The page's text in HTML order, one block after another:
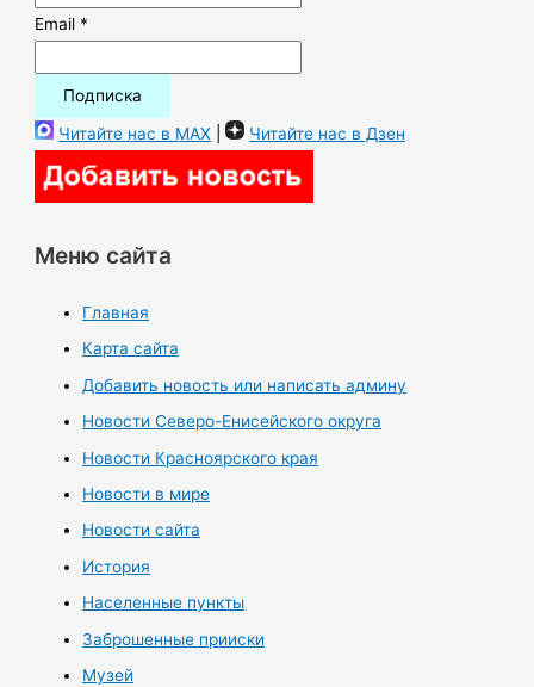
Email *
Читайте нас в MAX | Читайте нас в Дзен
Меню сайта
Главная
Карта сайта
Добавить новость или написать админу
Новости Северо-Енисейского округа
Новости Красноярского края
Новости в мире
Новости сайта
История
Населенные пункты
Заброшенные прииски
Музей